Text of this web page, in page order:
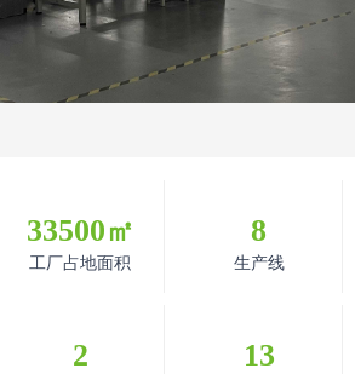
33500㎡
工厂占地面积
8
生产线
2 13